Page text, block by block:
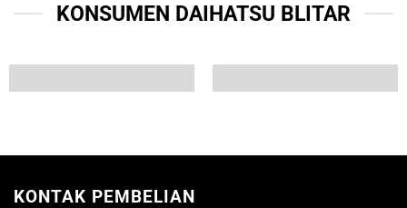
KONSUMEN DAIHATSU BLITAR
KONTAK PEMBELIAN